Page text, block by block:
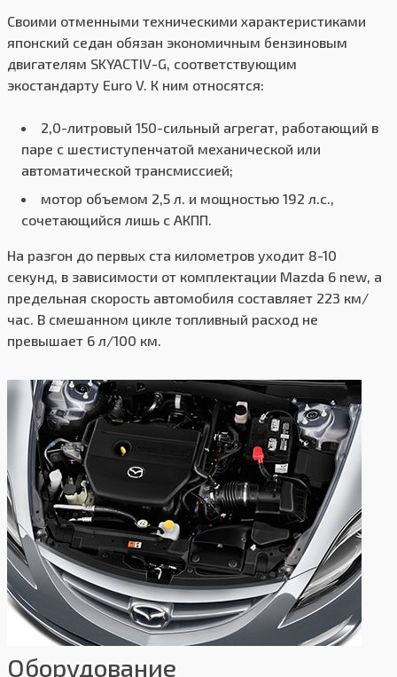
Своими отменными техническими характеристиками
японский седан обязан экономичным бензиновым
двигателям SKYACTIV-G, соответствующим
экостандарту Euro V. К ним относятся:
2,0-литровый 150-сильный агрегат, работающий в
паре с шестиступенчатой механической или
автоматической трансмиссией;
мотор объемом 2,5 л. и мощностью 192 л.с.,
сочетающийся лишь с АКПП.
На разгон до первых ста километров уходит 8-10
секунд, в зависимости от комплектации Mazda 6 new, а
предельная скорость автомобиля составляет 223 км/
час. В смешанном цикле топливный расход не
превышает 6 л/100 км.
Оборудование